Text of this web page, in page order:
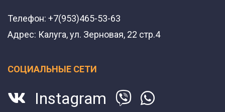
Телефон: +7(953)465-53-63
Адрес: Калуга, ул. Зерновая, 22 стр.4
СОЦИАЛЬНЫЕ СЕТИ
Instagram